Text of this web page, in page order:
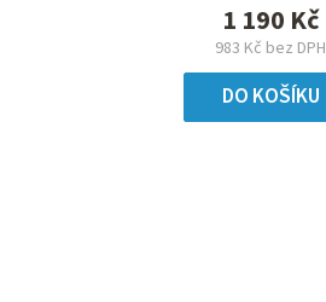
983 Kč bez DPH
1 190 Kč
DO KOŠÍKU